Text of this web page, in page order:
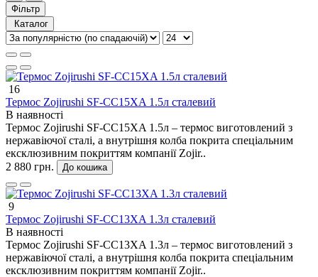
Фiльтр
Каталог
16
Термос Zojirushi SF-CС15XA 1.5л сталевий
В наявності
Термос Zojirushi SF-CС15XA 1.5л – термос виготовлений з
нержавіючої сталі, а внутрішня колба покрита спеціальним
ексклюзивним покриттям компанії Zojir..
2 880 грн.
До кошика
9
Термос Zojirushi SF-CС13ХA 1.3л сталевий
В наявності
Термос Zojirushi SF-CС13ХA 1.3л – термос виготовлений з
нержавіючої сталі, а внутрішня колба покрита спеціальним
ексклюзивним покриттям компанії Zojir..